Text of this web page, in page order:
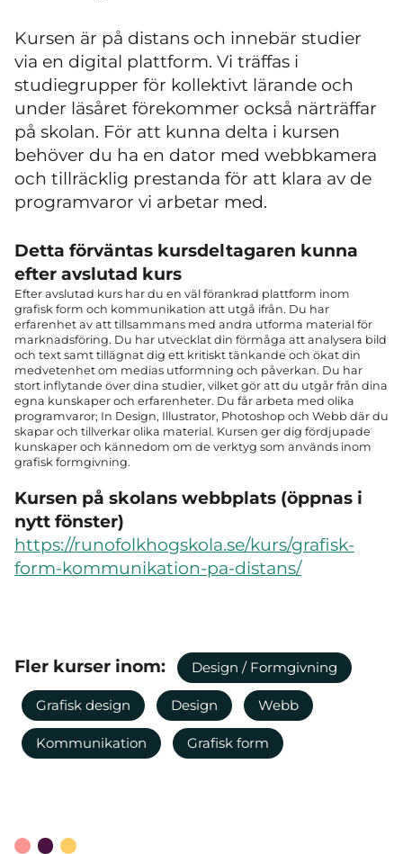
Kursen är på distans och innebär studier
via en digital plattform. Vi träffas i
studiegrupper för kollektivt lärande och
under läsåret förekommer också närträffar
på skolan. För att kunna delta i kursen
behöver du ha en dator med webbkamera
och tillräcklig prestanda för att klara av de
programvaror vi arbetar med.
Detta förväntas kursdeltagaren kunna
efter avslutad kurs
Efter avslutad kurs har du en väl förankrad plattform inom
grafisk form och kommunikation att utgå ifrån. Du har
erfarenhet av att tillsammans med andra utforma material för
marknadsföring. Du har utvecklat din förmåga att analysera bild
och text samt tillägnat dig ett kritiskt tänkande och ökat din
medvetenhet om medias utformning och påverkan. Du har
stort inflytande över dina studier, vilket gör att du utgår från dina
egna kunskaper och erfarenheter. Du får arbeta med olika
programvaror; In Design, Illustrator, Photoshop och Webb där du
skapar och tillverkar olika material. Kursen ger dig fördjupade
kunskaper och kännedom om de verktyg som används inom
grafisk formgivning.
Kursen på skolans webbplats (öppnas i
nytt fönster)
https://runofolkhogskola.se/kurs/grafisk-
form-kommunikation-pa-distans/
Fler kurser inom: Design / Formgivning
Grafisk design Design Webb
Kommunikation Grafisk form